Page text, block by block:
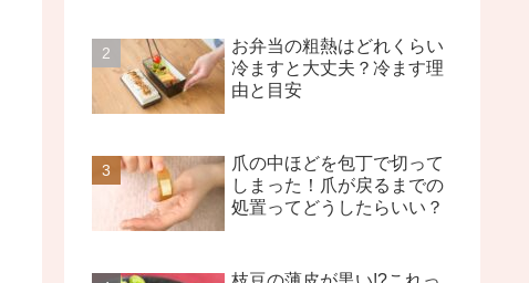
お弁当の粗熱はどれくらい
冷ますと大丈夫？冷ます理
由と目安
爪の中ほどを包丁で切って
しまった！爪が戻るまでの
処置ってどうしたらいい？